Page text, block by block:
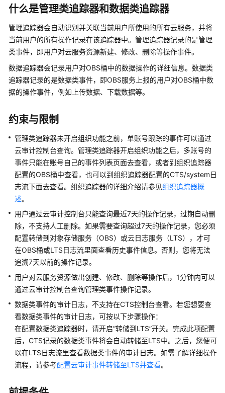
用
管
理
用
户
管
账
号
权
限
管
管
身
份
源
管
理
用
程
序
访
问
重
什么是管理类追踪器和数据类追踪器
管理追踪器会自动识别并关联当前用户所使用的所有云服务，并将
当前用户的所有操作记录在该追踪器中。管理追踪器记录的是管理
类事件，即用户对云服务资源新建、修改、删除等操作事件。
数据追踪器会记录用户对OBS桶中的数据操作的详细信息。数据类
追踪器记录的是数据类事件，即OBS服务上报的用户对OBS桶中数
据的操作事件，例如上传数据、下载数据等。
约束与限制
管理类追踪器未开启组织功能之前，单账号跟踪的事件可以通过
云审计控制台查询。管理类追踪器开启组织功能之后，多账号的
事件只能在账号自己的事件列表页面去查看，或者到组织追踪器
配置的OBS桶中查看，也可以到组织追踪器配置的CTS/system日
志流下面去查看。组织追踪器的详细介绍请参见组织追踪器概
述。
用户通过云审计控制台只能查询最近7天的操作记录，过期自动删
除，不支持人工删除。如果需要查询超过7天的操作记录，您必须
配置转储到对象存储服务（OBS）或云日志服务（LTS），才可
在OBS桶或LTS日志流里面查看历史事件信息。否则，您将无法
追溯7天以前的操作记录。
用户对云服务资源做出创建、修改、删除等操作后，1分钟内可以
通过云审计控制台查询管理类事件操作记录。
数据类事件的审计日志，不支持在CTS控制台查看。若您想要查
看数据类事件的审计日志，可按以下步骤操作：
在配置数据类追踪器时，请开启“转储到LTS”开关。完成此项配置
后，CTS记录的数据类事件将会自动转储至LTS中。之后，您便可
以在LTS日志流里查看数据类事件的审计日志。如需了解详细操作
流程，请参考配置云审计事件转储至LTS并查看。